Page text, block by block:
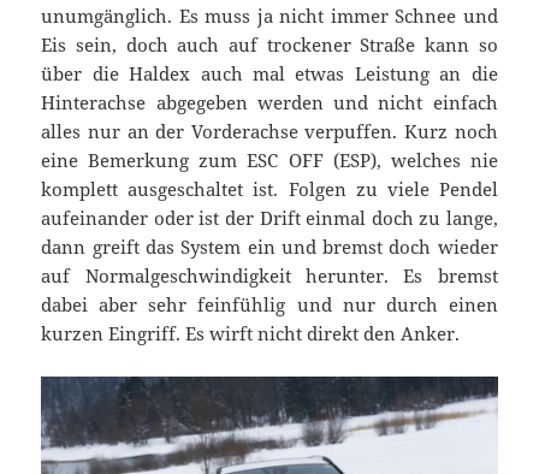
unumgänglich. Es muss ja nicht immer Schnee und
Eis sein, doch auch auf trockener Straße kann so
über die Haldex auch mal etwas Leistung an die
Hinterachse abgegeben werden und nicht einfach
alles nur an der Vorderachse verpuffen. Kurz noch
eine Bemerkung zum ESC OFF (ESP), welches nie
komplett ausgeschaltet ist. Folgen zu viele Pendel
aufeinander oder ist der Drift einmal doch zu lange,
dann greift das System ein und bremst doch wieder
auf Normalgeschwindigkeit herunter. Es bremst
dabei aber sehr feinfühlig und nur durch einen
kurzen Eingriff. Es wirft nicht direkt den Anker.